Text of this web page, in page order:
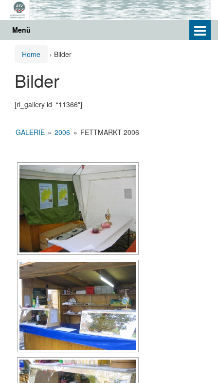
Springe
zum
Hauptmenü
Menü
Home › Bilder
Bilder
[rl_gallery id=“11366″]
GALERIE » 2006 » FETTMARKT 2006